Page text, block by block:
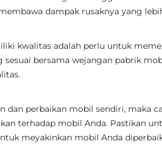
dampak rusaknya yang
kwalitas adalah perlu untuk
bersama wejangan pabrik
dan perbaikan mobil sendiri, maka
terhadap mobil Anda. Pastikan
meyakinkan mobil Anda